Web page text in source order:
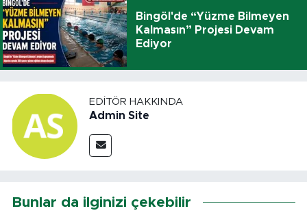
Bingöl'de “Yüzme Bilmeyen
Kalmasın” Projesi Devam
Ediyor
EDITÖR HAKKINDA
Admin Site
Bunlar da ilginizi çekebilir